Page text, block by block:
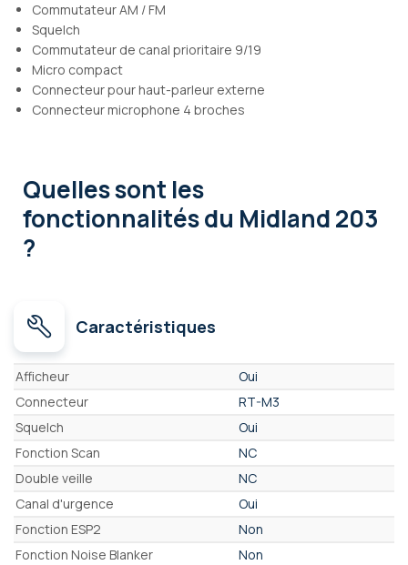
Commutateur AM / FM
Squelch
Commutateur de canal prioritaire 9/19
Micro compact
Connecteur pour haut-parleur externe
Connecteur microphone 4 broches
Quelles sont les
fonctionnalitésdu Midland 203
?
Caractéristiques
Caractéristiques
Afficheur
Oui
Connecteur
RT-M3
Squelch
Oui
Fonction Scan
NC
Double veille
NC
Canal d'urgence
Oui
Fonction ESP2
Non
Fonction Noise Blanker
Non